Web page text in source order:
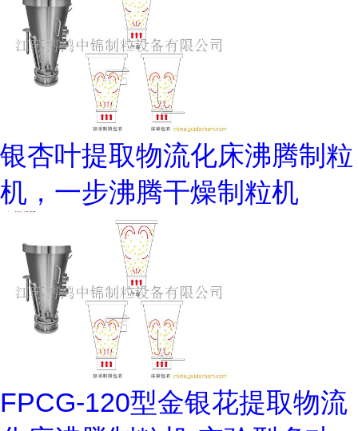
银杏叶提取物流化床沸腾制粒
机，一步沸腾干燥制粒机
FPCG-120型金银花提取物流